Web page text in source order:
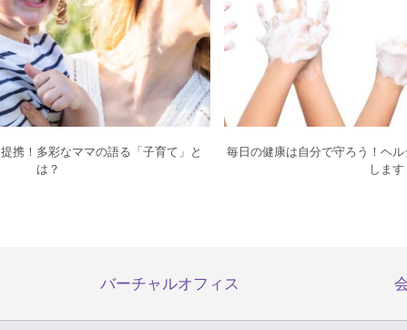
携！多彩なママの語る「子育て」と
は？
毎日の健康は自分で守ろう！ヘ
します
バーチャルオフィス